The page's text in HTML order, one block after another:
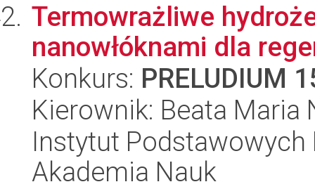
Termowrażliwe
nanowłóknami dla
Konkurs: PRELUDIUM
Kierownik: Beata Maria
Instytut
Akademia Nauk